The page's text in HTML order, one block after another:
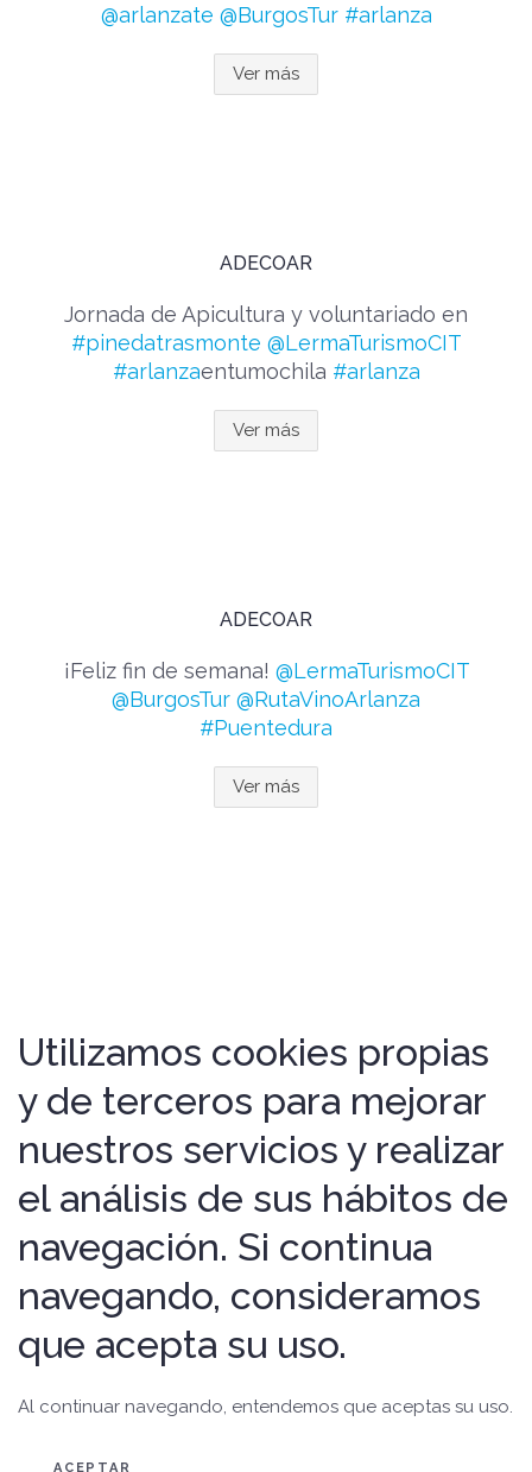
@arlanzate @BurgosTur #arlanza
Ver más
ADECOAR
Jornada de Apicultura y voluntariado en
#pinedatrasmonte @LermaTurismoCIT
#arlanzaentumochila #arlanza
Ver más
ADECOAR
¡Feliz fin de semana! @LermaTurismoCIT
@BurgosTur @RutaVinoArlanza
#Puentedura
Ver más
Utilizamos cookies propias
y de terceros para mejorar
nuestros servicios y realizar
el análisis de sus hábitos de
navegación. Si continua
navegando, consideramos
que acepta su uso.
Al continuar navegando, entendemos que aceptas su uso.
ACEPTAR